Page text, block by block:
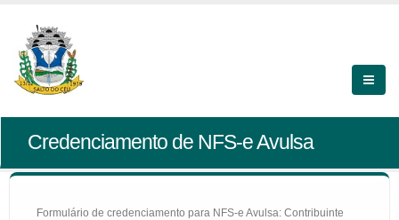
Credenciamento de NFS-e Avulsa
Formulário de credenciamento para NFS-e Avulsa: Contribuinte